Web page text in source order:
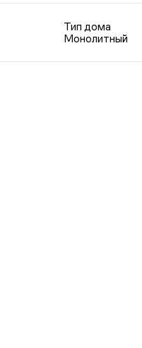
Тип дома
Монолитный